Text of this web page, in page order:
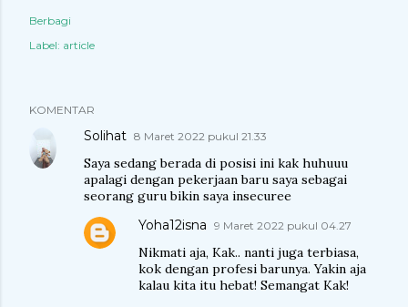
Berbagi
Label: article
KOMENTAR
Solihat 8 Maret 2022 pukul 21.33
Saya sedang berada di posisi ini kak huhuuu
apalagi dengan pekerjaan baru saya sebagai
seorang guru bikin saya insecuree
Yoha12isna 9 Maret 2022 pukul 04.27
Nikmati aja, Kak.. nanti juga terbiasa,
kok dengan profesi barunya. Yakin aja
kalau kita itu hebat! Semangat Kak!